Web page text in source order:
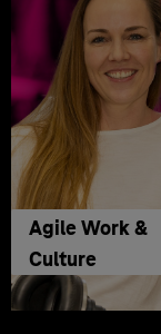
Agile Work &
Culture